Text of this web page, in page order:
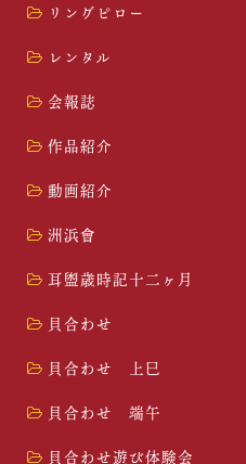
リングピロー
レンタル
会報誌
作品紹介
動画紹介
洲浜會
耳盥歳時記十二ヶ月
貝合わせ
貝合わせ 上巳
貝合わせ 端午
貝合わせ遊び体験会